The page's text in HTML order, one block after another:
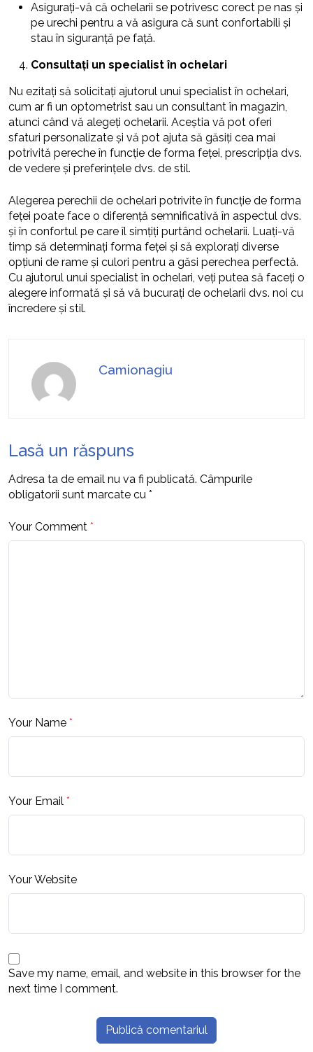
Asigurați-vă că ochelarii se potrivesc corect pe nas și
pe urechi pentru a vă asigura că sunt confortabili și
stau în siguranță pe față.
Consultați un specialist în ochelari
Nu ezitați să solicitați ajutorul unui specialist în ochelari,
cum ar fi un optometrist sau un consultant în magazin,
atunci când vă alegeți ochelarii. Aceștia vă pot oferi
sfaturi personalizate și vă pot ajuta să găsiți cea mai
potrivită pereche în funcție de forma feței, prescripția dvs.
de vedere și preferințele dvs. de stil.
Alegerea perechii de ochelari potrivite în funcție de forma
feței poate face o diferență semnificativă în aspectul dvs.
și în confortul pe care îl simțiți purtând ochelarii. Luați-vă
timp să determinați forma feței și să explorați diverse
opțiuni de rame și culori pentru a găsi perechea perfectă.
Cu ajutorul unui specialist în ochelari, veți putea să faceți o
alegere informată și să vă bucurați de ochelarii dvs. noi cu
încredere și stil.
Camionagiu
Lasă un răspuns
Adresa ta de email nu va fi publicată. Câmpurile
obligatorii sunt marcate cu *
Your Comment *
Your Name *
Your Email *
Your Website
Save my name, email, and website in this browser for the
next time I comment.